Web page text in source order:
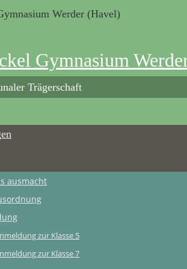
Gymnasium
Trägerschaft
ausmacht
zur Klasse 5
zur Klasse 7